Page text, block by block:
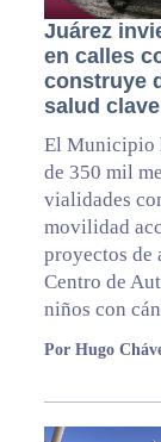
Juárez
en calles
construye
salud
El Municipio
de 350 mil
vialidades
movilidad
proyectos de
Centro de
niños con
Por Hugo